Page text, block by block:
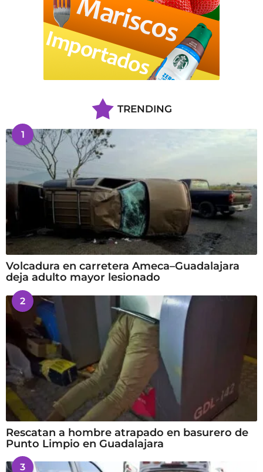
TRENDING
1
Volcadura en carretera Ameca–Guadalajara
deja adulto mayor lesionado
2
Rescatan a hombre atrapado en basurero de
Punto Limpio en Guadalajara
3